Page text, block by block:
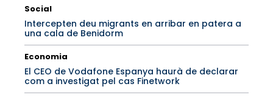
Social
Intercepten deu migrants en arribar en patera a
una cala de Benidorm
Economia
El CEO de Vodafone Espanya haurà de declarar
com a investigat pel cas Finetwork